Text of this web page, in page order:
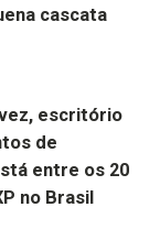
cascata
escritório
de
entre os 20
no Brasil